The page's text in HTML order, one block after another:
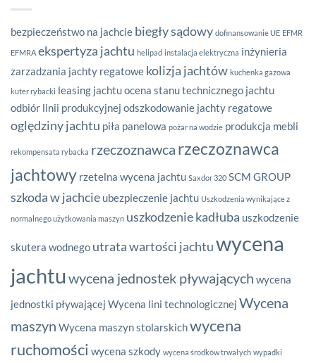
bezpieczeństwo na jachcie biegły sądowy dofinansowanie UE EFMR
EFMRA ekspertyza jachtu helipad instalacja elektryczna inżynieria
zarzadzania jachty regatowe kolizja jachtów kuchenka gazowa
kuter rybacki leasing jachtuocena stanu technicznego jachtu
odbiór linii produkcyjnej odszkodowanie jachty regatowe
oględziny jachtu piła panelowa pożar na wodzie produkcja mebli
rekompensata rybacka rzeczoznawca rzeczoznawca
jachtowy rzetelna wycena jachtu Saxdor 320 SCM GROUP
szkoda w jachcie ubezpieczenie jachtu Uszkodzenia wynikające z
normalnego użytkowania maszyn uszkodzenie kadłuba uszkodzenie
skutera wodnego utrata wartości jachtuwycena
jachtu wycena jednostek pływających wycena
jednostki pływającej Wycena lini technologicznej Wycena
maszyn Wycena maszyn stolarskichwycena
ruchomości wycena szkody wycena środków trwałych wypadki